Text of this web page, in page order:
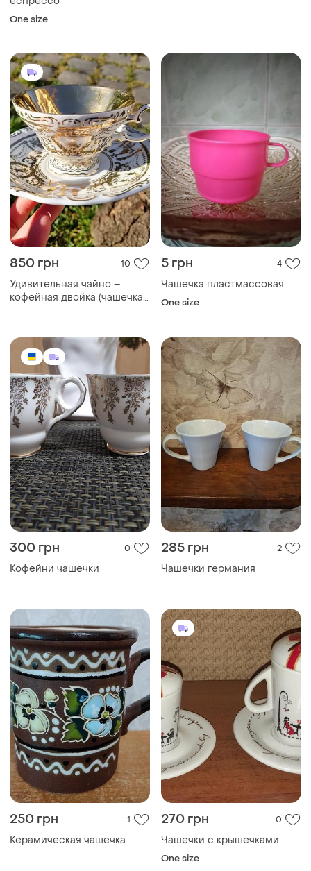
One size
850 грн 10
Удивительная чайно –
кофейная двойка (чашечка
5 грн 4
Чашечка пластмассовая
One size
300 грн 0
Кофейни чашечки
285 грн 2
Чашечки германия
250 грн 1
Керамическая чашечка.
270 грн 0
Чашечки с крышечками
One size